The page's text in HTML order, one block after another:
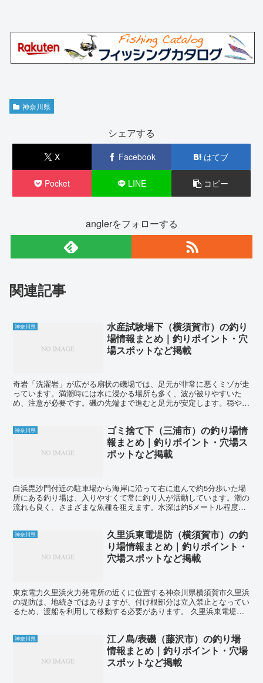
神奈川県
シェアする
X Facebook はてブ
Pocket LINE コピー
anglerをフォローする
関連記事
神奈川県
水産試験場下（横須賀市）の釣り
場情報まとめ｜釣りポイント・穴
場スポットなど掲載
奇岩「洗濯岩」が広がる扇状の磯場では、足元が非常に悪くミゾが走
っています。満潮時には水に浸かる場所も多く、波が被りやすいた
め、注意が必要です。磯の先端まで進むと足元が安定します。穏やか
神奈川県
ゴミ捨て下（三浦市）の釣り場情
報まとめ｜釣りポイント・穴場ス
ポットなど掲載
白浜毘沙門付近の駐車場から海岸に沿って右に進んで約5分歩いた場
所にある釣り場は、入りやすくて常に釣り人が活動しています。潮の
流れも良く、さまざまな魚種を狙えます。水深は約5メートル程度で
神奈川県
久里浜東電堤防（横須賀市）の釣
り場情報まとめ｜釣りポイント・
穴場スポットなど掲載
東京電力久里浜火力発電所の近くに位置する神奈川県横須賀市久里浜
の堤防は、地続きではありますが、付け根部分は立入禁止となってい
るため、渡船を利用して移動する必要があります。 久里浜東電堤防
神奈川県
江ノ島/表磯（藤沢市）の釣り場
情報まとめ｜釣りポイント・穴場
スポットなど掲載